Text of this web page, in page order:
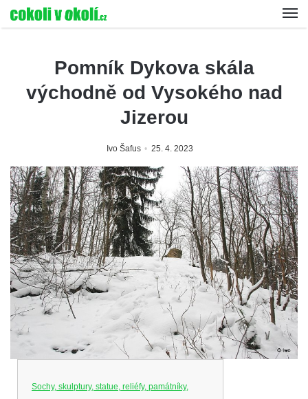
Pomník Dykova skála
východně od Vysokého nad
Jizerou
Ivo Šafus 25. 4. 2023
Sochy, skulptury, statue, reliéfy, památníky,